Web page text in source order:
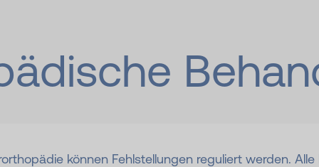
können Fehlstellungen reguliert werden.